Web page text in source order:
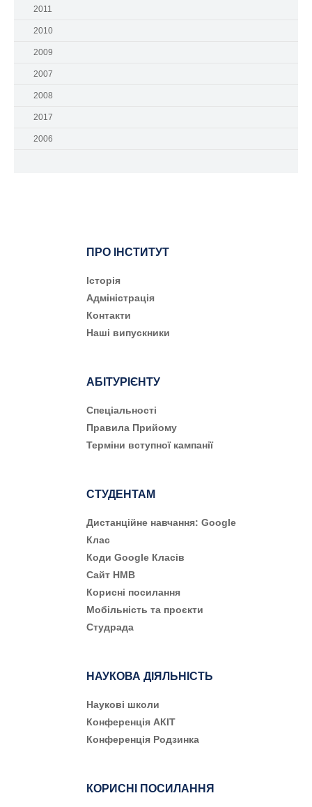
2011
2010
2009
2007
2008
2017
2006
ПРО ІНСТИТУТ
Історія
Адміністрація
Контакти
Наші випускники
АБІТУРІЄНТУ
Cпеціальності
Правила Прийому
Терміни вступної кампанії
СТУДЕНТАМ
Дистанційне навчання: Google
Клас
Коди Google Класів
Сайт НМВ
Корисні посилання
Мобільність та проєкти
Студрада
НАУКОВА ДІЯЛЬНІСТЬ
Наукові школи
Конференція АКІТ
Конференція Родзинка
КОРИСНІ ПОСИЛАННЯ